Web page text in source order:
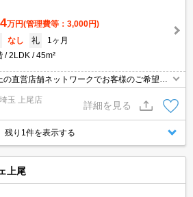
万円(管理費等：3,000円)
なし 礼
1ヶ月
2LDK 45m²
直営店舗ネットワークでお客様のご希望に
させて頂きます☆賃貸市場に出ている情報を
ご相談下さい♪
玉 上尾店
詳細を見る
残り1件を表示する
上尾